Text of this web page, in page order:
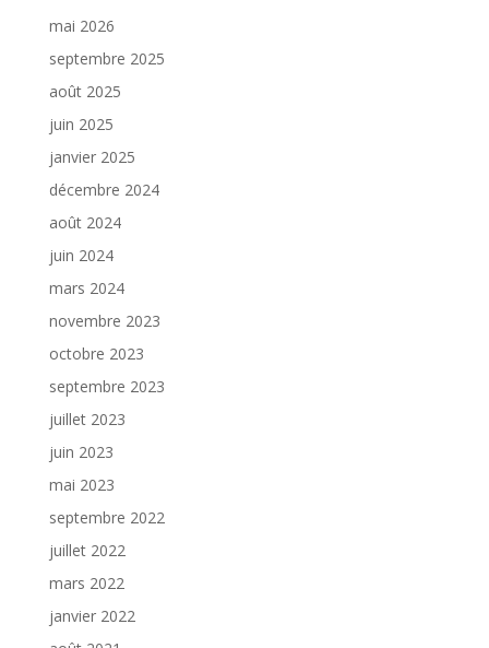
mai 2026
septembre 2025
août 2025
juin 2025
janvier 2025
décembre 2024
août 2024
juin 2024
mars 2024
novembre 2023
octobre 2023
septembre 2023
juillet 2023
juin 2023
mai 2023
septembre 2022
juillet 2022
mars 2022
janvier 2022